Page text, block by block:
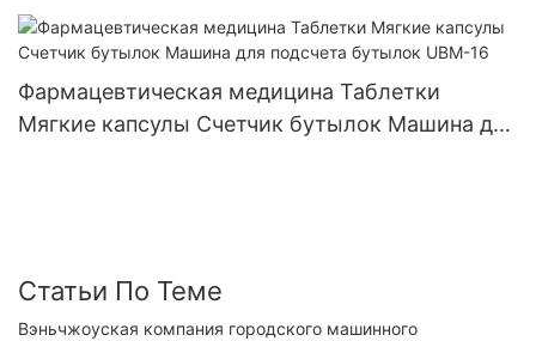
подсчета бутылок UBM-8
Фармацевтическая медицина Таблетки
Мягкие капсулы Счетчик бутылок Машина для
Статьи По Теме
Вэньчжоуская компания городского машинного